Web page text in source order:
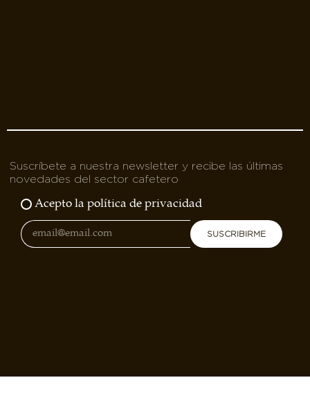
Suscríbete a nuestra newsletter y recibe las últimas
novedades del sector cafetero
Acepto la política de privacidad
SUSCRIBIRME